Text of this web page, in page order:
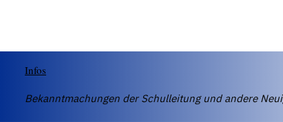
Infos
Bekanntmachungen der Schulleitung und andere